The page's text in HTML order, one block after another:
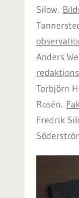
Silow.
Anders
Torbjörn
Rosén.
Fredrik